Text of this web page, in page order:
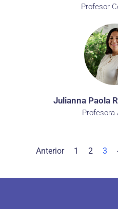
Profesor
Julianna Paola
Profesora
Anterior 1 2 3